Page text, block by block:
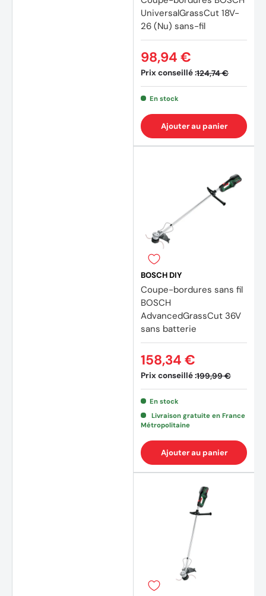
UniversalGrassCut 18V-
26 (Nu) sans-fil
Prix conseillé :124,74 €
98,94 €
En stock
Ajouter au panier
BOSCH DIY
Coupe-bordures sans fil
BOSCH
AdvancedGrassCut 36V
sans batterie
Prix conseillé :199,99 €
158,34 €
En stock
Livraison gratuite en France
Métropolitaine
Ajouter au panier